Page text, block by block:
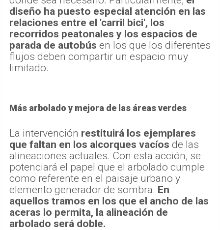
diseño ha puesto especial atención en las
relaciones entre el 'carril bici', los
recorridos peatonales y los espacios de
parada de autobús en los que los diferentes
flujos deben compartir un espacio muy
limitado.
Más arbolado y mejora de las áreas verdes
La intervención restituirá los ejemplares
que faltan en los alcorques vacíos de las
alineaciones actuales. Con esta acción, se
potenciará el papel que el arbolado cumple
como referente en el paisaje urbano y
elemento generador de sombra. En
aquellos tramos en los que el ancho de las
aceras lo permita, la alineación de
arbolado será doble.